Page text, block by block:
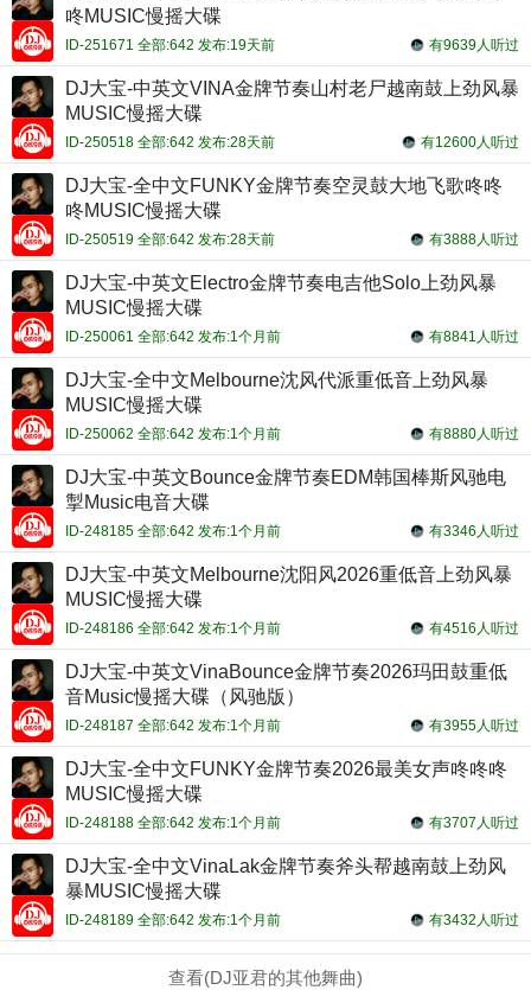
咚MUSIC慢摇大碟
有9639人听过
ID-251671 全部:642 发布:19天前
DJ大宝-中英文VINA金牌节奏山村老尸越南鼓上劲风暴
MUSIC慢摇大碟
有12600人听过
ID-250518 全部:642 发布:28天前
DJ大宝-全中文FUNKY金牌节奏空灵鼓大地飞歌咚咚
咚MUSIC慢摇大碟
有3888人听过
ID-250519 全部:642 发布:28天前
DJ大宝-中英文Electro金牌节奏电吉他Solo上劲风暴
MUSIC慢摇大碟
有8841人听过
ID-250061 全部:642 发布:1个月前
DJ大宝-全中文Melbourne沈风代派重低音上劲风暴
MUSIC慢摇大碟
有8880人听过
ID-250062 全部:642 发布:1个月前
DJ大宝-中英文Bounce金牌节奏EDM韩国棒斯风驰电
掣Music电音大碟
有3346人听过
ID-248185 全部:642 发布:1个月前
DJ大宝-中英文Melbourne沈阳风2026重低音上劲风暴
MUSIC慢摇大碟
有4516人听过
ID-248186 全部:642 发布:1个月前
DJ大宝-中英文VinaBounce金牌节奏2026玛田鼓重低
音Music慢摇大碟（风驰版）
有3955人听过
ID-248187 全部:642 发布:1个月前
DJ大宝-全中文FUNKY金牌节奏2026最美女声咚咚咚
MUSIC慢摇大碟
有3707人听过
ID-248188 全部:642 发布:1个月前
DJ大宝-全中文VinaLak金牌节奏斧头帮越南鼓上劲风
暴MUSIC慢摇大碟
有3432人听过
ID-248189 全部:642 发布:1个月前
查看(DJ亚君的其他舞曲)